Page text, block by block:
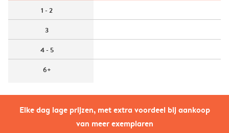
Elke dag lage prijzen, met extra voordeel bij aankoop
van meer exemplaren
1 - 2
3
4 - 5
6+